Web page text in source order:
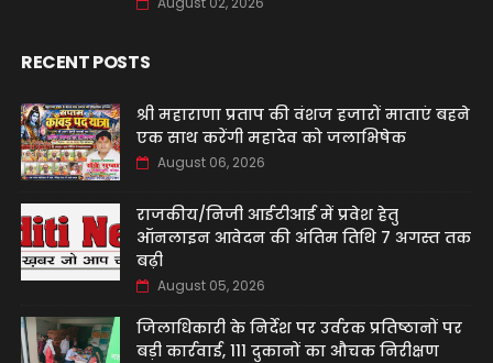
RECENT POSTS
श्री महाराणा प्रताप की वंशज हजारों माताएं बहने
एक साथ करेंगी महादेव को जलाभिषेक
August 06, 2026
राजकीय/निजी आईटीआई में प्रवेश हेतु
ऑनलाइन आवेदन की अंतिम तिथि 7 अगस्त तक
बढ़ी
August 05, 2026
जिलाधिकारी के निर्देश पर उर्वरक प्रतिष्ठानों पर
बड़ी कार्रवाई, 111 दुकानों का औचक निरीक्षण